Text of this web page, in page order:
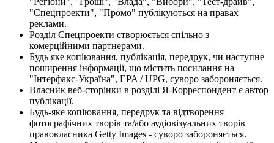
"Спецпроекти", "Промо" публікуються на правах
реклами.
Розділ Спецпроекти створюється спільно з
комерційними партнерами.
Будь яке копіювання, публікація, передрук, чи наступне
поширення інформації, що містить посилання на
"Інтерфакс-Україна", EPA / UPG, суворо забороняється.
Власник веб-сторінки в розділі Я-Корреспондент є автор
публікації.
Будь-яке копіювання, передрук та відтворення
фотографічних творів та/або аудіовізуальних творів
правовласника Getty Images - суворо забороняється.